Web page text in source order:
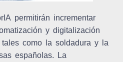
permitirán incrementar
y digitalización
como la soldadura y la
españolas. La